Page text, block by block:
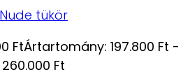
Nude tükör
FtÁrtartomány: 197.800 Ft -
260.000 Ft